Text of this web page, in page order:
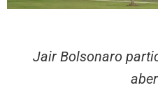
Jair Bolsonaro